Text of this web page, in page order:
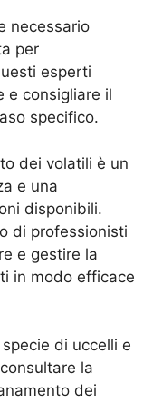
necessario
per
esperti
e consigliare il
specifico.
dei volatili è un
e una
disponibili.
di professionisti
e gestire la
in modo efficace
di uccelli e
la
dei